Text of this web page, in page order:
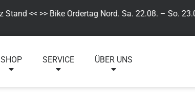
<< >> Bike Ordertag Nord. Sa. 22.08. – So.
SHOP SERVICE ÜBER UNS